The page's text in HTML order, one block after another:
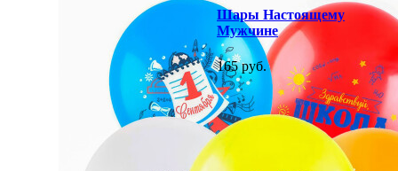
Шары Настоящему
Мужчине
165 руб.